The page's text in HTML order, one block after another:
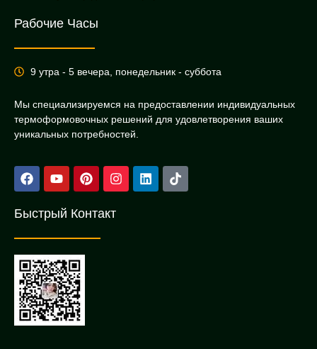
Рабочие Часы
9 утра - 5 вечера, понедельник - суббота
Мы специализируемся на предоставлении индивидуальных
термоформовочных решений для удовлетворения ваших
уникальных потребностей.
Быстрый Контакт